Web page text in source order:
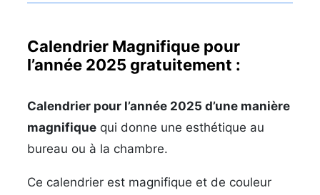
Calendrier Magnifique pour
l’année 2025 gratuitement :
Calendrier pour l’année 2025 d’une manière
magnifique qui donne une esthétique au
bureau ou à la chambre.
Ce calendrier est magnifique et de couleur